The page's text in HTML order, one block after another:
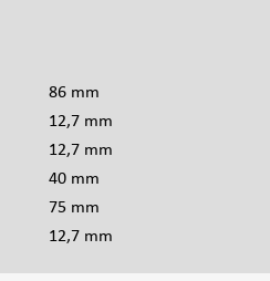
86 mm
12,7 mm
12,7 mm
40 mm
75 mm
12,7 mm